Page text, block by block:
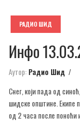
РАДИО ШИД
Инфо
Аутор: Радио Шид
Снег, који пада од
шидске општине.
од 2 часа после поноћи